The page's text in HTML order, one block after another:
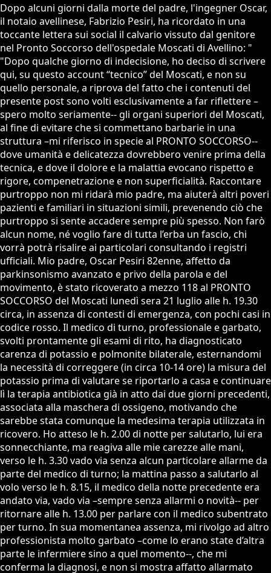
Dopo alcuni giorni dalla morte del padre, l'ingegner Oscar,
il notaio avellinese, Fabrizio Pesiri, ha ricordato in una
toccante lettera sui social il calvario vissuto dal genitore
nel Pronto Soccorso dell'ospedale Moscati di Avellino: "
"Dopo qualche giorno di indecisione, ho deciso di scrivere
qui, su questo account “tecnico” del Moscati, e non su
quello personale, a riprova del fatto che i contenuti del
presente post sono volti esclusivamente a far riflettere –
spero molto seriamente-- gli organi superiori del Moscati,
al fine di evitare che si commettano barbarie in una
struttura –mi riferisco in specie al PRONTO SOCCORSO--
dove umanità e delicatezza dovrebbero venire prima della
tecnica, e dove il dolore e la malattia evocano rispetto e
rigore, compenetrazione e non superficialità. Raccontare
purtroppo non mi ridarà mio padre, ma aiuterà altri poveri
pazienti e familiari in situazioni simili, prevenendo ciò che
purtroppo si sente accadere sempre più spesso. Non farò
alcun nome, né voglio fare di tutta l’erba un fascio, chi
vorrà potrà risalire ai particolari consultando i registri
ufficiali. Mio padre, Oscar Pesiri 82enne, affetto da
parkinsonismo avanzato e privo della parola e del
movimento, è stato ricoverato a mezzo 118 al PRONTO
SOCCORSO del Moscati lunedì sera 21 luglio alle h. 19.30
circa, in assenza di contesti di emergenza, con pochi casi in
codice rosso. Il medico di turno, professionale e garbato,
svolti prontamente gli esami di rito, ha diagnosticato
carenza di potassio e polmonite bilaterale, esternandomi
la necessità di correggere (in circa 10-14 ore) la misura del
potassio prima di valutare se riportarlo a casa e continuare
lì la terapia antibiotica già in atto dai due giorni precedenti,
associata alla maschera di ossigeno, motivando che
sarebbe stata comunque la medesima terapia utilizzata in
ricovero. Ho atteso le h. 2.00 di notte per salutarlo, lui era
sonnecchiante, ma reagiva alle mie carezze alle mani,
verso le h. 3.30 vado via senza alcun particolare allarme da
parte del medico di turno; la mattina passo a salutarlo al
volo verso le h. 8.15, il medico della notte precedente era
andato via, vado via –sempre senza allarmi o novità-- per
ritornare alle h. 13.00 per parlare con il medico subentrato
per turno. In sua momentanea assenza, mi rivolgo ad altro
professionista molto garbato –come lo erano state d’altra
parte le infermiere sino a quel momento--, che mi
conferma la diagnosi, e non si mostra affatto allarmato